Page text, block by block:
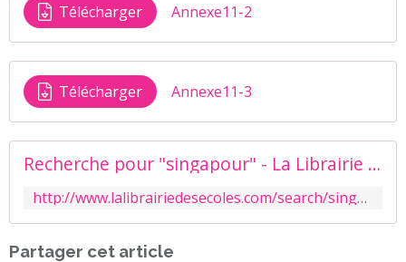
Télécharger Annexe11-2
Télécharger Annexe11-3
Recherche pour "singapour" - La Librairie des Ecoles
http://www.lalibrairiedesecoles.com/search/singapour/
Partager cet article